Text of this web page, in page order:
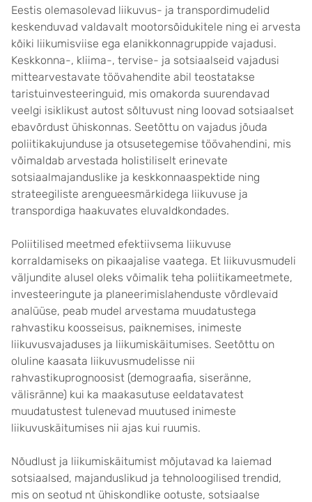
Eestis olemasolevad liikuvus- ja transpordimudelid
keskenduvad valdavalt mootorsõidukitele ning ei arvesta
kõiki liikumisviise ega elanikkonnagruppide vajadusi.
Keskkonna-, kliima-, tervise- ja sotsiaalseid vajadusi
mittearvestavate töövahendite abil teostatakse
taristuinvesteeringuid, mis omakorda suurendavad
veelgi isiklikust autost sõltuvust ning loovad sotsiaalset
ebavõrdust ühiskonnas. Seetõttu on vajadus jõuda
poliitikakujunduse ja otsusetegemise töövahendini, mis
võimaldab arvestada holistiliselt erinevate
sotsiaalmajanduslike ja keskkonnaaspektide ning
strateegiliste arengueesmärkidega liikuvuse ja
transpordiga haakuvates eluvaldkondades.
Poliitilised meetmed efektiivsema liikuvuse
korraldamiseks on pikaajalise vaatega. Et liikuvusmudeli
väljundite alusel oleks võimalik teha poliitikameetmete,
investeeringute ja planeerimislahenduste võrdlevaid
analüüse, peab mudel arvestama muudatustega
rahvastiku koosseisus, paiknemises, inimeste
liikuvusvajaduses ja liikumiskäitumises. Seetõttu on
oluline kaasata liikuvusmudelisse nii
rahvastikuprognoosist (demograafia, siseränne,
välisränne) kui ka maakasutuse eeldatavatest
muudatustest tulenevad muutused inimeste
liikuvuskäitumises nii ajas kui ruumis.
Nõudlust ja liikumiskäitumist mõjutavad ka laiemad
sotsiaalsed, majanduslikud ja tehnoloogilised trendid,
mis on seotud nt ühiskondlike ootuste, sotsiaalse